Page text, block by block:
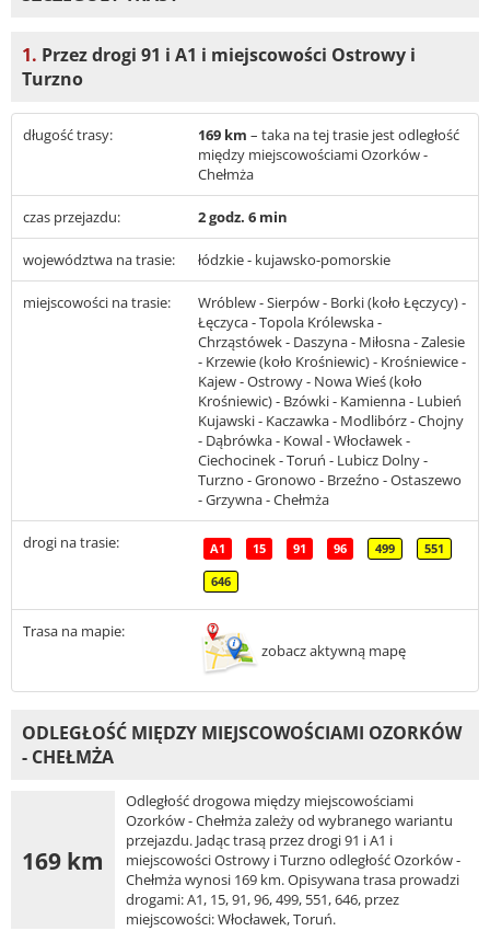
1. Przez drogi 91 i A1 i miejscowości Ostrowy i
Turzno
długość trasy: 169 km – taka na tej trasie jest odległość
między miejscowościami Ozorków -
Chełmża
czas przejazdu: 2 godz. 6 min
województwa na trasie: łódzkie - kujawsko-pomorskie
miejscowości na trasie:
Wróblew - Sierpów - Borki (koło Łęczycy) -
Łęczyca - Topola Królewska -
Chrząstówek - Daszyna - Miłosna - Zalesie
- Krzewie (koło Krośniewic) - Krośniewice -
Kajew - Ostrowy - Nowa Wieś (koło
Krośniewic) - Bzówki - Kamienna - Lubień
Kujawski - Kaczawka - Modlibórz - Chojny
- Dąbrówka - Kowal - Włocławek -
Ciechocinek - Toruń - Lubicz Dolny -
Turzno - Gronowo - Brzeźno - Ostaszewo
- Grzywna - Chełmża
drogi na trasie: A1 15 91 96 499 551
646
Trasa na mapie:
zobacz aktywną mapę
ODLEGŁOŚĆ MIĘDZY MIEJSCOWOŚCIAMI OZORKÓW
- CHEŁMŻA
169 km
Odległość drogowa między miejscowościami
Ozorków - Chełmża zależy od wybranego wariantu
przejazdu. Jadąc trasą przez drogi 91 i A1 i
miejscowości Ostrowy i Turzno odległość Ozorków -
Chełmża wynosi 169 km. Opisywana trasa prowadzi
drogami: A1, 15, 91, 96, 499, 551, 646, przez
miejscowości: Włocławek, Toruń.